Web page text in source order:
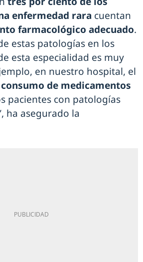
enfermedad rara cuentan
farmacológico adecuado.
estas patologías en los
esta especialidad es muy
en nuestro hospital, el
consumo de medicamentos
pacientes con patologías
ha asegurado la